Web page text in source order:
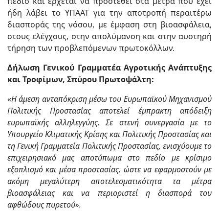
ήδη λάβει το ΥΠΑΑΤ για την αποτροπή περαιτέρω
διασποράς της νόσου, με έμφαση στη βιοασφάλεια,
στους ελέγχους, στην απολύμανση και στην αυστηρή
τήρηση των προβλεπόμενων πρωτοκόλλων.
Δήλωση Γενικού Γραμματέα Αγροτικής Ανάπτυξης
και Τροφίμων, Σπύρου Πρωτοψάλτη:
«Η άμεση ανταπόκριση μέσω του Ευρωπαϊκού Μηχανισμού
Πολιτικής Προστασίας αποτελεί έμπρακτη απόδειξη
ευρωπαϊκής αλληλεγγύης. Σε στενή συνεργασία με το
Υπουργείο Κλιματικής Κρίσης και Πολιτικής Προστασίας και
τη Γενική Γραμματεία Πολιτικής Προστασίας, ενισχύουμε το
επιχειρησιακό μας αποτύπωμα στο πεδίο με κρίσιμο
εξοπλισμό και μέσα προστασίας, ώστε να εφαρμοστούν με
ακόμη μεγαλύτερη αποτελεσματικότητα τα μέτρα
βιοασφάλειας και να περιοριστεί η διασπορά του
αφθώδους πυρετού».